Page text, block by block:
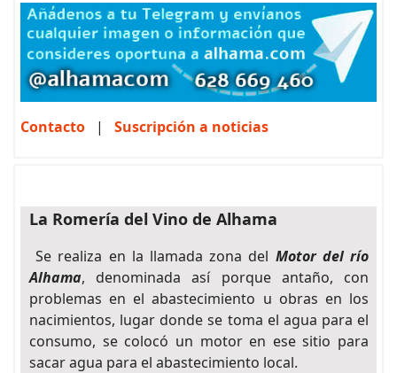
Contacto | Suscripción a noticias
La Romería del Vino de Alhama
Se realiza en la llamada zona del Motor del río
Alhama, denominada así porque antaño, con
problemas en el abastecimiento u obras en los
nacimientos, lugar donde se toma el agua para el
consumo, se colocó un motor en ese sitio para
sacar agua para el abastecimiento local.